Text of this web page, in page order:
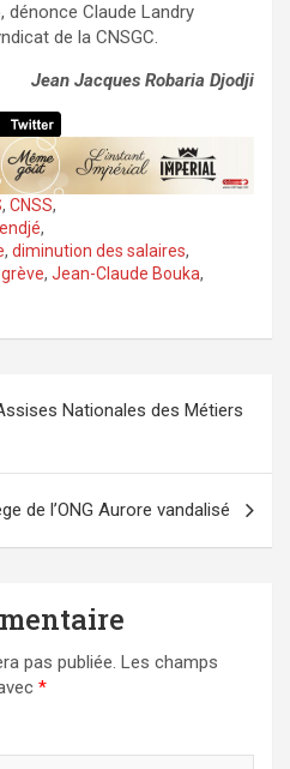
, dénonce Claude Landry
de la CNSGC.
Jean Jacques Robaria Djodji
, CNSS,
,
, diminution des salaires,
grève, Jean-Claude Bouka,
Nationales des Métiers
de l’ONG Aurore vandalisé
pas publiée. Les champs
*